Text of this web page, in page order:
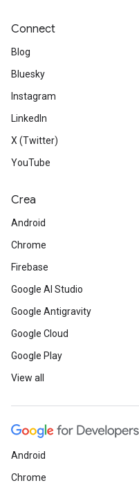
Connect
Blog
Bluesky
Instagram
LinkedIn
X (Twitter)
YouTube
Crea
Android
Chrome
Firebase
Google AI Studio
Google Antigravity
Google Cloud
Google Play
View all
Android
Chrome